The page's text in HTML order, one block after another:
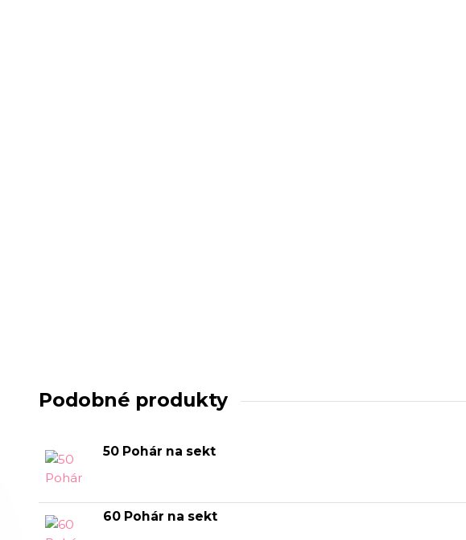
Podobné produkty
50 Pohár na sekt
60 Pohár na sekt